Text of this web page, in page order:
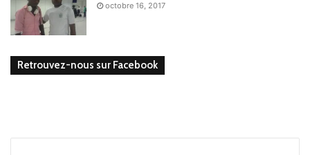
octobre 16, 2017
Retrouvez-nous sur Facebook